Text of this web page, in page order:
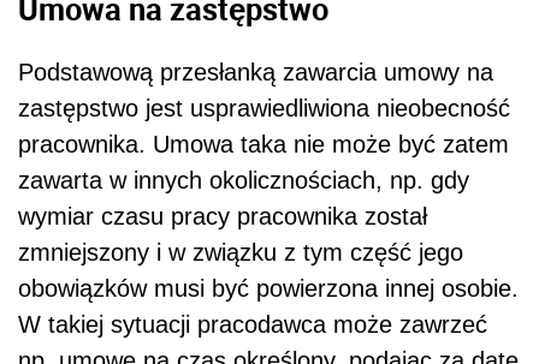
Umowa na zastępstwo
Podstawową przesłanką zawarcia umowy na
zastępstwo jest usprawiedliwiona nieobecność
pracownika. Umowa taka nie może być zatem
zawarta w innych okolicznościach, np. gdy
wymiar czasu pracy pracownika został
zmniejszony i w związku z tym część jego
obowiązków musi być powierzona innej osobie.
W takiej sytuacji pracodawca może zawrzeć